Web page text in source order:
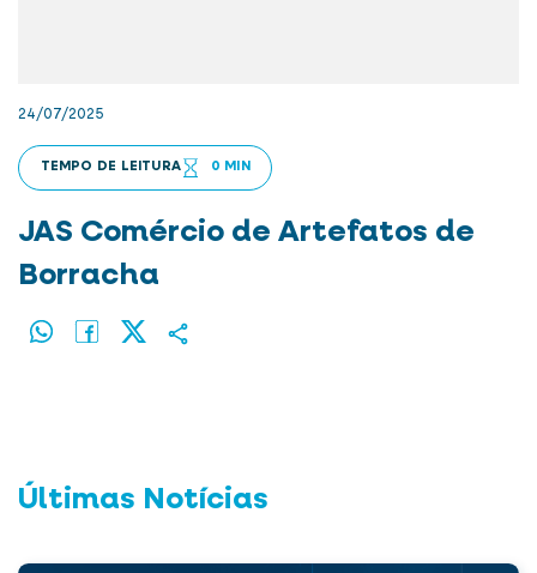
24/07/2025
TEMPO DE LEITURA 0 MIN
JAS Comércio de Artefatos de
Borracha
Últimas Notícias